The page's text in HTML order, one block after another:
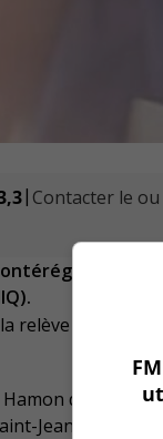
| Contacter le
ont été
relève en
de
Jean-sur-